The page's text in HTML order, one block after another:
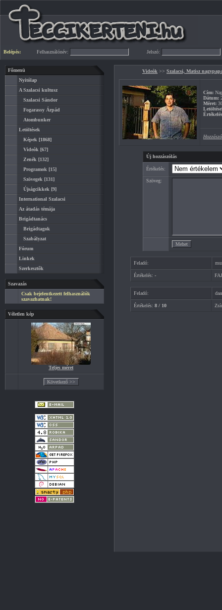
Belépés: Felhasználónév: Jelszó:
Főmenü
Nyitólap
A Szalacsi kultusz
Szalacsi Sándor
Fogarassy Árpád
Atombunker
Letöltések
Képek [1868]
Videók [67]
Zenék [132]
Programok [15]
Szövegek [131]
Újságcikkek [9]
International Szalacsi
Az átadás témája
Brigádtanács
Brigádtagok
Szabályzat
Fórum
Linkek
Szerkesztők
Szavazás
Csak bejelentkezett felhasználók
szavazhatnak!
Véletlen kép
Teljes méret
Videók >> Szalacsi, Matisz
Cím:
Dátum:
Méret:
Új hozzászólás
Értékelés:
Szöveg:
Feladó:
Értékelés: -
Feladó:
Értékelés: 8 / 10